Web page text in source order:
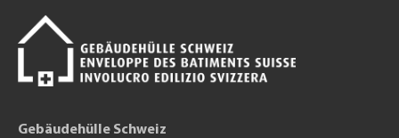
Gebäudehülle Schweiz